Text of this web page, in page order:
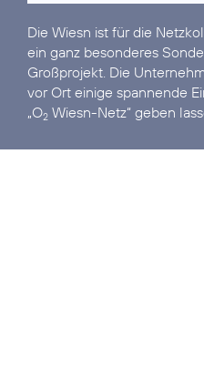
Die Wiesn ist für die
ein ganz besonderes
Großprojekt. Die
vor Ort einige spannende
„O2 Wiesn-Netz“ geben